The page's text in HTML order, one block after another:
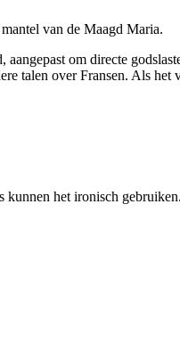
van de Maagd Maria.
om directe
talen over Fransen. Als
het ironisch